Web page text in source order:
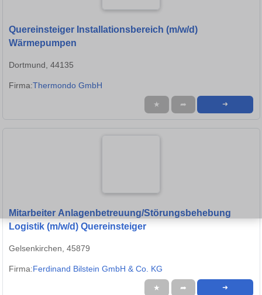
Quereinsteiger Installationsbereich (m/w/d)
Wärmepumpen
Dortmund, 44135
Firma:Thermondo GmbH
★ ➦ ➜
Mitarbeiter Anlagenbetreuung/Störungsbehebung
Logistik (m/w/d) Quereinsteiger
Gelsenkirchen, 45879
Firma:Ferdinand Bilstein GmbH & Co. KG
★ ➦ ➜